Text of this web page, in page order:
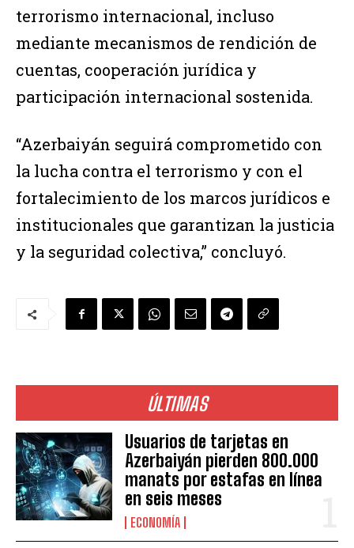
ÚLTIMAS
Usuarios de tarjetas en
Azerbaiyán pierden 800.000
manats por estafas en línea
en seis meses
ECONOMÍA
terrorismo internacional, incluso
mediante mecanismos de rendición de
cuentas, cooperación jurídica y
participación internacional sostenida.
“Azerbaiyán seguirá comprometido con
la lucha contra el terrorismo y con el
fortalecimiento de los marcos jurídicos e
institucionales que garantizan la justicia
y la seguridad colectiva,” concluyó.